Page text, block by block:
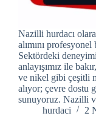
Nazilli hurdacı
alımını
Sektördeki
anlayışımız ile
ve nikel gibi çeşitli
alıyor; çevre dostu
sunuyoruz. Nazilli
hurdaci
2